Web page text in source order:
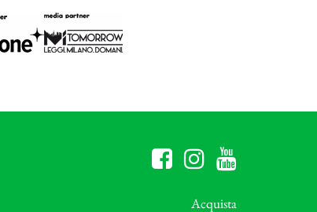
Acquista